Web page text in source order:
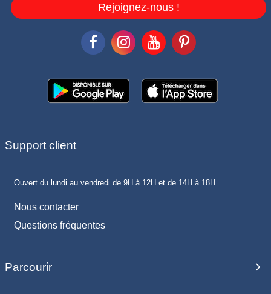
Rejoignez-nous !
Support client
Ouvert du lundi au vendredi de 9H à 12H et de 14H à 18H
Nous contacter
Questions fréquentes
Parcourir